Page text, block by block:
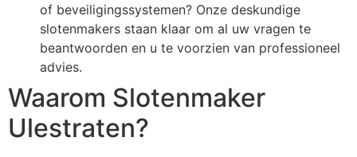
of beveiligingssystemen? Onze deskundige
slotenmakers staan klaar om al uw vragen te
beantwoorden en u te voorzien van professioneel
advies.
Waarom Slotenmaker
Ulestraten?